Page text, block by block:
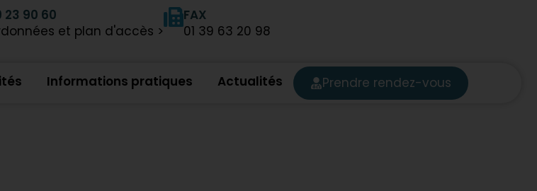
23 90 60
et plan d'accès >
FAX
01 39 63 20 98
Informations pratiques Actualités Prendre rendez-vous